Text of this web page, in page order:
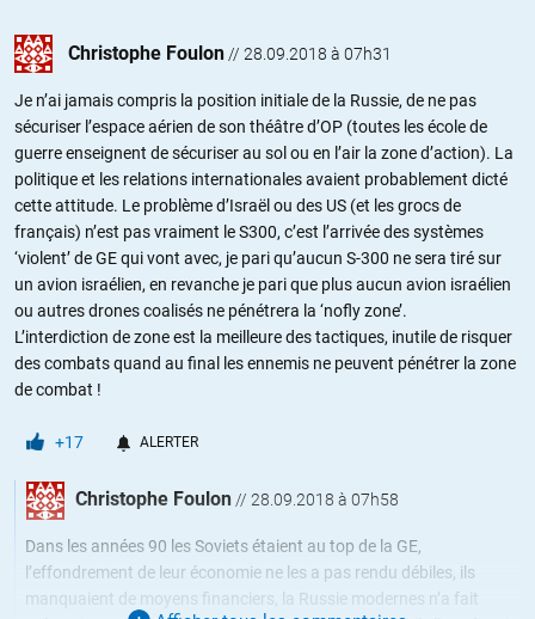
Christophe Foulon// 28.09.2018 à 07h31
Je n’ai jamais compris la position initiale de la Russie, de ne pas
sécuriser l’espace aérien de son théâtre d’OP (toutes les école de
guerre enseignent de sécuriser au sol ou en l’air la zone d’action). La
politique et les relations internationales avaient probablement dicté
cette attitude. Le problème d’Israël ou des US (et les grocs de
français) n’est pas vraiment le S300, c’est l’arrivée des systèmes
‘violent’ de GE qui vont avec, je pari qu’aucun S-300 ne sera tiré sur
un avion israélien, en revanche je pari que plus aucun avion israélien
ou autres drones coalisés ne pénétrera la ‘nofly zone’.
L’interdiction de zone est la meilleure des tactiques, inutile de risquer
des combats quand au final les ennemis ne peuvent pénétrer la zone
de combat !
+17 ALERTER
Christophe Foulon// 28.09.2018 à 07h58
Dans les années 90 les Soviets étaient au top de la GE,
l’effondrement de leur économie ne les a pas rendu débiles, ils
manquaient de moyens financiers, la Russie modernes n’a fait